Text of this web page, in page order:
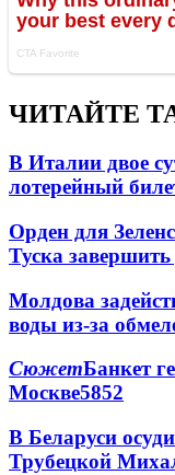
ЧИТАЙТЕ
В Италии двое
лотерейный
Орден для
Туска завершить
Молдова
воды из-за
СюжетБанкет
Москве5852
В Беларуси
Трубецкой